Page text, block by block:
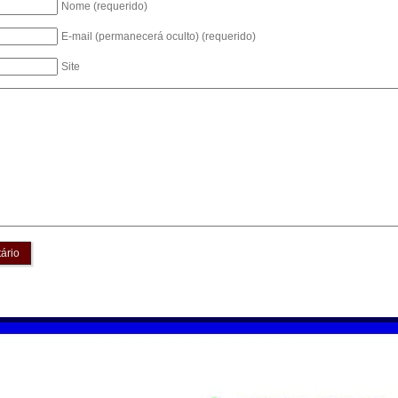
Nome (requerido)
E-mail (permanecerá oculto) (requerido)
Site